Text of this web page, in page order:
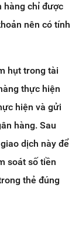
hàng chỉ được
nên có tính
hụt trong tài
thực hiện
hiện và gửi
hàng. Sau
dịch này để
soát số tiền
thẻ đúng